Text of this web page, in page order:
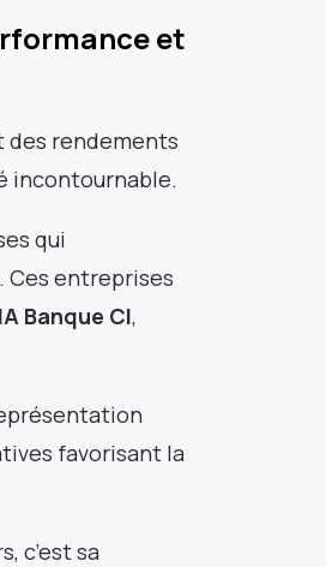
et
des rendements
incontournable.
qui
Ces entreprises
Banque CI,
favorisant la
c’est sa
réguliers, des lancements de
produits et des expositions.